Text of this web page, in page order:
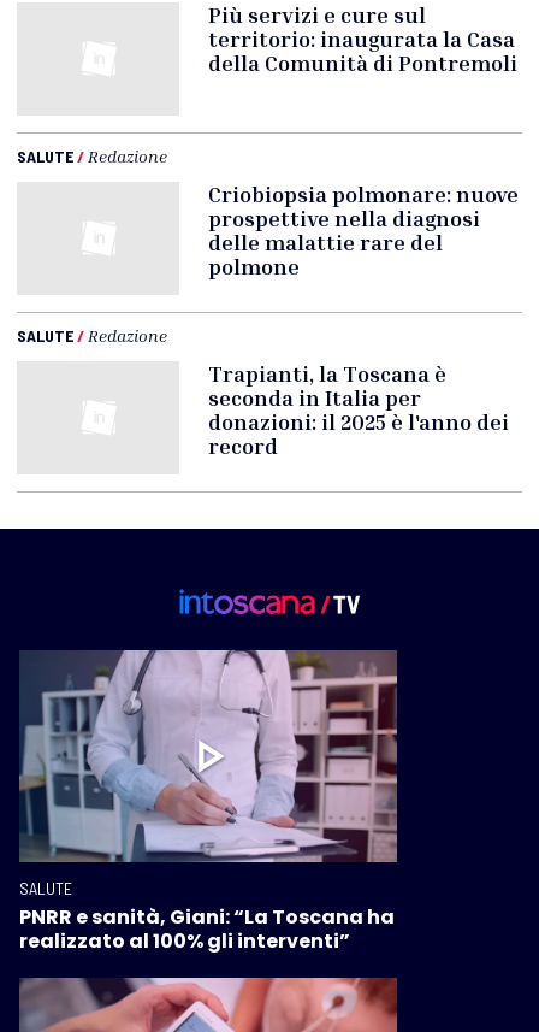
Più servizi e cure sul
territorio: inaugurata la Casa
della Comunità di Pontremoli
SALUTE/ Redazione
Criobiopsia polmonare: nuove
prospettive nella diagnosi
delle malattie rare del
polmone
SALUTE/ Redazione
Trapianti, la Toscana è
seconda in Italia per
donazioni: il 2025 è l'anno dei
record
SALUTE
PNRR e sanità, Giani: “La Toscana ha
realizzato al 100% gli interventi”